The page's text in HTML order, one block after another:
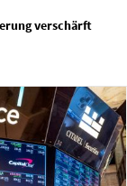
verschärft